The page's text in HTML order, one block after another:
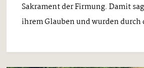
Sakrament der Firmung. Damit
ihrem Glauben und wurden durch